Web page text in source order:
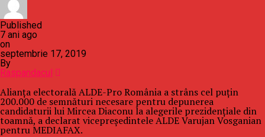
Published
7 ani ago
on
septembrie 17, 2019
By
Raspandacul
Alianţa electorală ALDE-Pro România a strâns cel puţin
200.000 de semnături necesare pentru depunerea
candidaturii lui Mircea Diaconu la alegerile prezidenţiale din
toamnă, a declarat vicepreşedintele ALDE Varujan Vosganian
pentru MEDIAFAX.